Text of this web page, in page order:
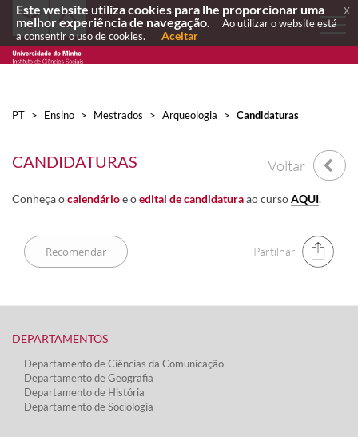
PT > Ensino > Mestrados > Arqueologia > Candidaturas
CANDIDATURAS Voltar
Conheça ocalendárioe oedital de candidaturaao cursoAQUI​.
Partilhar
DEPARTAMENTOS​
Departamento de Ciências da Comunicação
Departamento de Geografia
Departamento de História
Departamento de Sociologia
Este website utiliza cookies para lhe proporcionar uma
melhor experiência de navegação.
Ao utilizar o website está
a consentir o uso de cookies.
Aceitar
x